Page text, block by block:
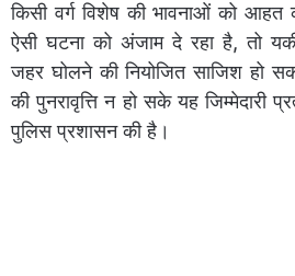
किसी वर्ग विशेष की भावनाओं को आहत
ऐसी घटना को अंजाम दे रहा है, तो
जहर घोलने की नियोजित साजिश हो
की पुनरावृत्ति न हो सके यह जिम्मेदारी
पुलिस प्रशासन की है।